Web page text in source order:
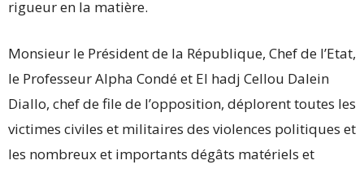
rigueur en la matière.
Monsieur le Président de la République, Chef de l’Etat,
le Professeur Alpha Condé et El hadj Cellou Dalein
Diallo, chef de file de l’opposition, déplorent toutes les
victimes civiles et militaires des violences politiques et
les nombreux et importants dégâts matériels et